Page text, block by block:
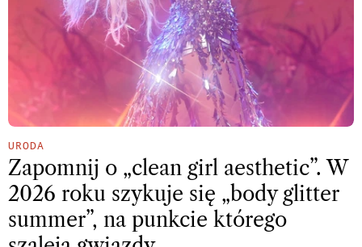
URODA
Zapomnij o „clean girl aesthetic”. W
2026 roku szykuje się „body glitter
summer”, na punkcie którego